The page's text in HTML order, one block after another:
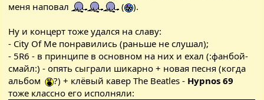
меня наповал
( ).
Ну и концерт тоже удался на славу:
- City Of Me понравились (раньше не слушал);
- 5R6 - в принципе в основном на них и ехал (:фанбой-
смайл:) - опять сыграли шикарно + новая песня (когда
альбом
?) + клёвый кавер The Beatles - Hypnos 69
тоже классно его исполняли: